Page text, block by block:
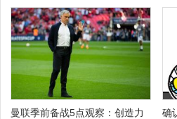
曼联季前备战5点观察：创造力 确